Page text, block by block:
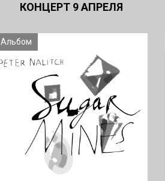
КОНЦЕРТ 9 АПРЕЛЯ
Альбом